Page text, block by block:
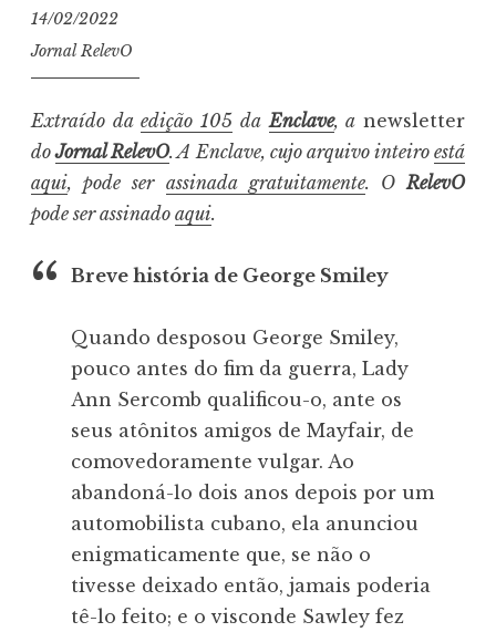
14/02/2022
Jornal RelevO
Extraído daedição 105 daEnclave, anewsletter
doJornal RelevO. A Enclave, cujo arquivo inteiro está
aqui, pode ser assinada gratuitamente. ORelevO
pode ser assinado aqui.
Breve história de George Smiley
Quando desposou George Smiley,
pouco antes do fim da guerra, Lady
Ann Sercomb qualificou-o, ante os
seus atônitos amigos de Mayfair, de
comovedoramente vulgar. Ao
abandoná-lo dois anos depois por um
automobilista cubano, ela anunciou
enigmaticamente que, se não o
tivesse deixado então, jamais poderia
tê-lo feito; e o visconde Sawley fez